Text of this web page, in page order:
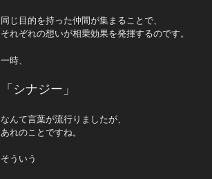
同じ目的を持った仲間が集まることで、
それぞれの想いが相乗効果を発揮するのです。
一時、
「シナジー」
なんて言葉が流行りましたが、
あれのことですね。
そういう